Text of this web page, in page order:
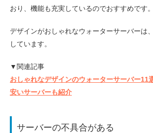
おり、機能も充実しているのでおすすめです。
デザインがおしゃれなウォーターサーバーは
しています。
▼関連記事
おしゃれなデザインのウォーターサーバー11
安いサーバーも紹介
サーバーの不具合がある